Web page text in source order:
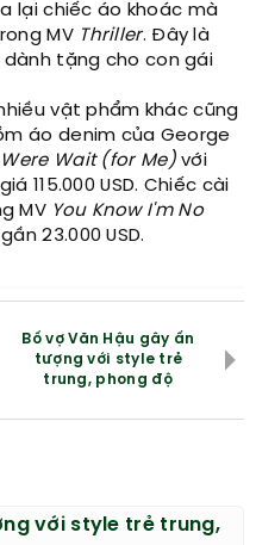
lại chiếc áo khoác mà
MV Thriller. Đây là
tặng cho con gái
vật phẩm khác cũng
áo denim của George
Were Wait (for Me)với
115.000 USD. Chiếc cài
MV You Know I'm No
23.000 USD.
Bố vợ Văn Hậu gây ấn
tượng với style trẻ
trung, phong độ
với style trẻ trung,